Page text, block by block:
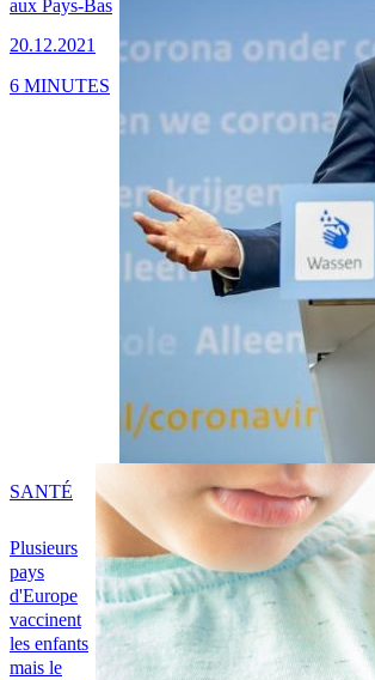
aux Pays-Bas
20.12.2021
6 MINUTES
Plusieurs
pays
d'Europe
vaccinent
les enfants
mais le
SANTÉ